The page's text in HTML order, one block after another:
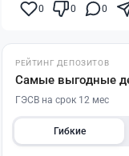
0 0 0
РЕЙТИНГ ДЕПОЗИТОВ
Самые выгодные
ГЭСВ на срок 12 мес
Гибкие